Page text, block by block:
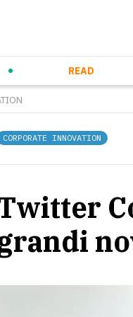
READ
CORPORATE INNOVATION